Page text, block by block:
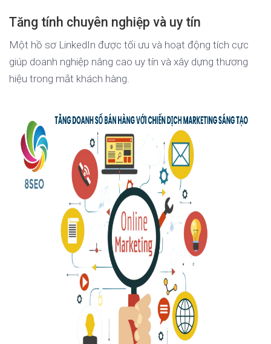
Tăng tính chuyên nghiệp và uy tín
Một hồ sơ LinkedIn được tối ưu và hoạt động tích cực
giúp doanh nghiệp nâng cao uy tín và xây dựng thương
hiệu trong mắt khách hàng.